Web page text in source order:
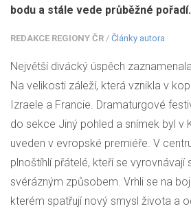
bodu a stále vede průběžné pořadí.
REDAKCE REGIONY ČR / Články autora
Největší divácký úspěch
Na velikosti záleží, která vznikla v
Izraele a Francie. Dramaturgové
do sekce Jiný pohled a snímek byl v
uveden v evropské premiéře. V
plnoštíhlí přátelé, kteří se vyrovnávají
svérázným způsobem. Vrhli se na
kterém spatřují nový smysl života a